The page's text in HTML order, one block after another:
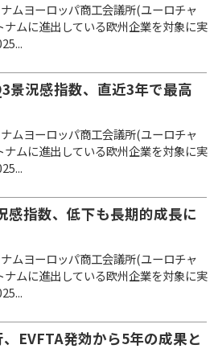
ムヨーロッパ商工会議所(ユーロチャ
ナムに進出している欧州企業を対象に実
景況感指数、直近3年で最高
ムヨーロッパ商工会議所(ユーロチャ
ナムに進出している欧州企業を対象に実
感指数、低下も長期的成長に
ムヨーロッパ商工会議所(ユーロチャ
ナムに進出している欧州企業を対象に実
EVFTA発効から5年の成果と